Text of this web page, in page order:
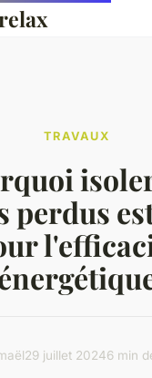
TRAVAUX
perdus
29 juillet 20246 min